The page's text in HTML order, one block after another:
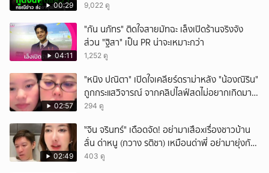
00:29 9,022 ดู
04:11
"กัน นภัทร" ติดใจสายมัทฉะ เล็งเปิดร้านจริงจัง
ส่วน "ฐิสา" เป็น PR น่าจะเหมาะกว่า
1,252 ดู
02:57
"หนิง ปณิตา" เปิดใจเคลียร์ดราม่าหลัง "น้องณิริน"
ถูกกระแสวิจารณ์ จากคลิปไลฟ์สดไม่อยากเกิดมา
หน้าเหมือนพ่อ
294 ดู
02:49
ั่"จิน จรินทร์" เดือดจัด! อย่ามาเสือxเรื่องชาวบ้าน
ลั่น ด่าหนู (กวาง รติชา) เหมือนด่าพี่ อย่ามายุ่งกับ
คนของผม จบ!!!
403 ดู